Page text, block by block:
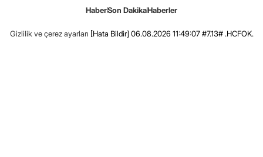
HaberSon DakikaHaberler
Gizlilik ve çerez ayarları [Hata Bildir] 06.08.2026 11:49:07 #7.13# .HCFOK.